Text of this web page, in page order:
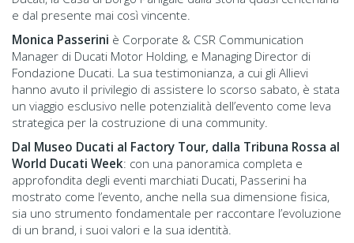
e dal presente mai così vincente.
Monica Passerini è Corporate & CSR Communication
Manager di Ducati Motor Holding, e Managing Director di
Fondazione Ducati. La sua testimonianza, a cui gli Allievi
hanno avuto il privilegio di assistere lo scorso sabato, è stata
un viaggio esclusivo nelle potenzialità dell’evento come leva
strategica per la costruzione di una community.
Dal Museo Ducati al Factory Tour, dalla Tribuna Rossa al
World Ducati Week: con una panoramica completa e
approfondita degli eventi marchiati Ducati, Passerini ha
mostrato come l’evento, anche nella sua dimensione fisica,
sia uno strumento fondamentale per raccontare l’evoluzione
di un brand, i suoi valori e la sua identità.